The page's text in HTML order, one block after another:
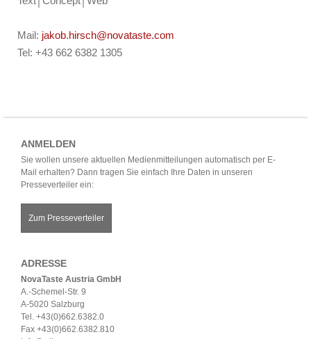
Mail: jakob.hirsch@novataste.com
Tel: +43 662 6382 1305
ANMELDEN
Sie wollen unsere aktuellen Medienmitteilungen automatisch per E-
Mail erhalten? Dann tragen Sie einfach Ihre Daten in unseren
Presseverteiler ein:
Zum Presseverteiler
ADRESSE
NovaTaste Austria GmbH
A.-Schemel-Str. 9
A-5020 Salzburg
Tel. +43(0)662.6382.0
Fax +43(0)662.6382.810